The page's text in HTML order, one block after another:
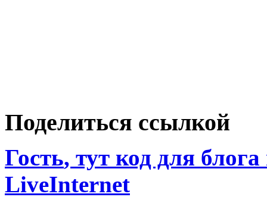
Поделиться ссылкой
Гость, тут код для
LiveInternet